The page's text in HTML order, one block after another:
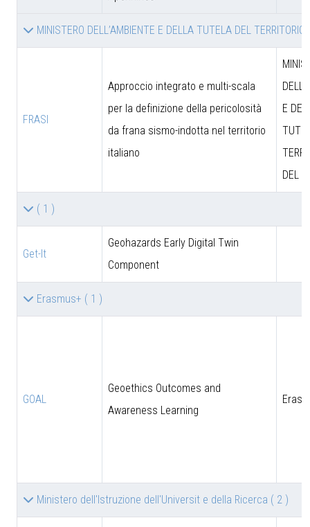
MINISTERO DELL’AMBIENTE E DELLA TUTELA DEL
FRASI
Approccio integrato e multi-scala
per la definizione della pericolosità
da frana sismo-indotta nel territorio
italiano
E
DEL
( 1 )
Get-It
Geohazards Early Digital Twin
Component
Erasmus+ ( 1 )
GOAL
Geoethics Outcomes and
Awareness Learning
Ministero dell'Istruzione dell'Universit e della Ricerca ( 2 )